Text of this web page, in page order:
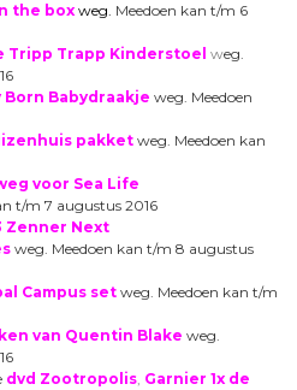
the boxweg. Meedoen kan t/m 6
Tripp Trapp Kinderstoel weg.
Born Babydraakje weg. Meedoen
pakketweg. Meedoen kan
voor Sea Life
t/m 7 augustus 2016
Zenner Next
weg. Meedoen kan t/m 8 augustus
Campus set weg. Meedoen kan t/m
van Quentin Blake weg.
dvd Zootropolis, Garnier 1x de